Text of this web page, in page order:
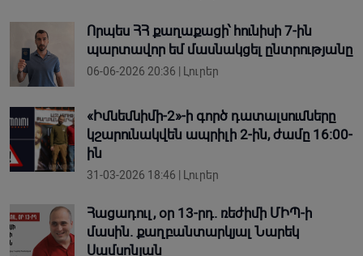
Որպես ՀՀ քաղաքացի՝ հունիսի 7-ին
պարտավոր եմ մասնակցել ընտրությանը
06-06-2026 20:36 | Լուրեր
«Իմնեմնիմի-2»-ի գործ դատալսումները
կշարունակվեն ապրիլի 2-ին, ժամը 16:00-
ին
31-03-2026 18:46 | Լուրեր
Հացադուլ, օր 13-րդ. ռեժիմի ՄԻՊ-ի
մասին. քաղբանտարկյալ Նարեկ
Սամսոնյան